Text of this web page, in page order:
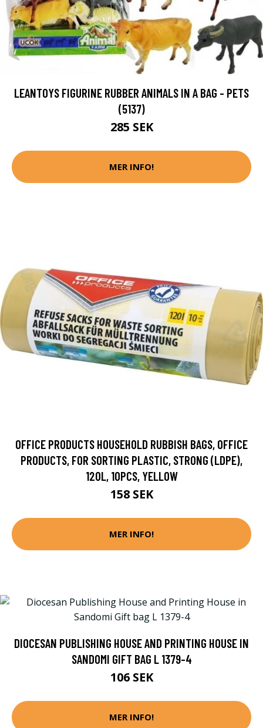
LEANTOYS FIGURINE RUBBER ANIMALS IN A BAG - PETS
(5137)
285 SEK
MER INFO!
OFFICE PRODUCTS HOUSEHOLD RUBBISH BAGS, OFFICE
PRODUCTS, FOR SORTING PLASTIC, STRONG (LDPE),
120L, 10PCS, YELLOW
158 SEK
MER INFO!
DIOCESAN PUBLISHING HOUSE AND PRINTING HOUSE IN
SANDOMI GIFT BAG L 1379-4
106 SEK
MER INFO!